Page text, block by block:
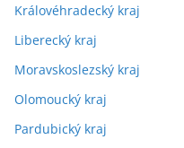
Královéhradecký kraj
Liberecký kraj
Moravskoslezský kraj
Olomoucký kraj
Pardubický kraj